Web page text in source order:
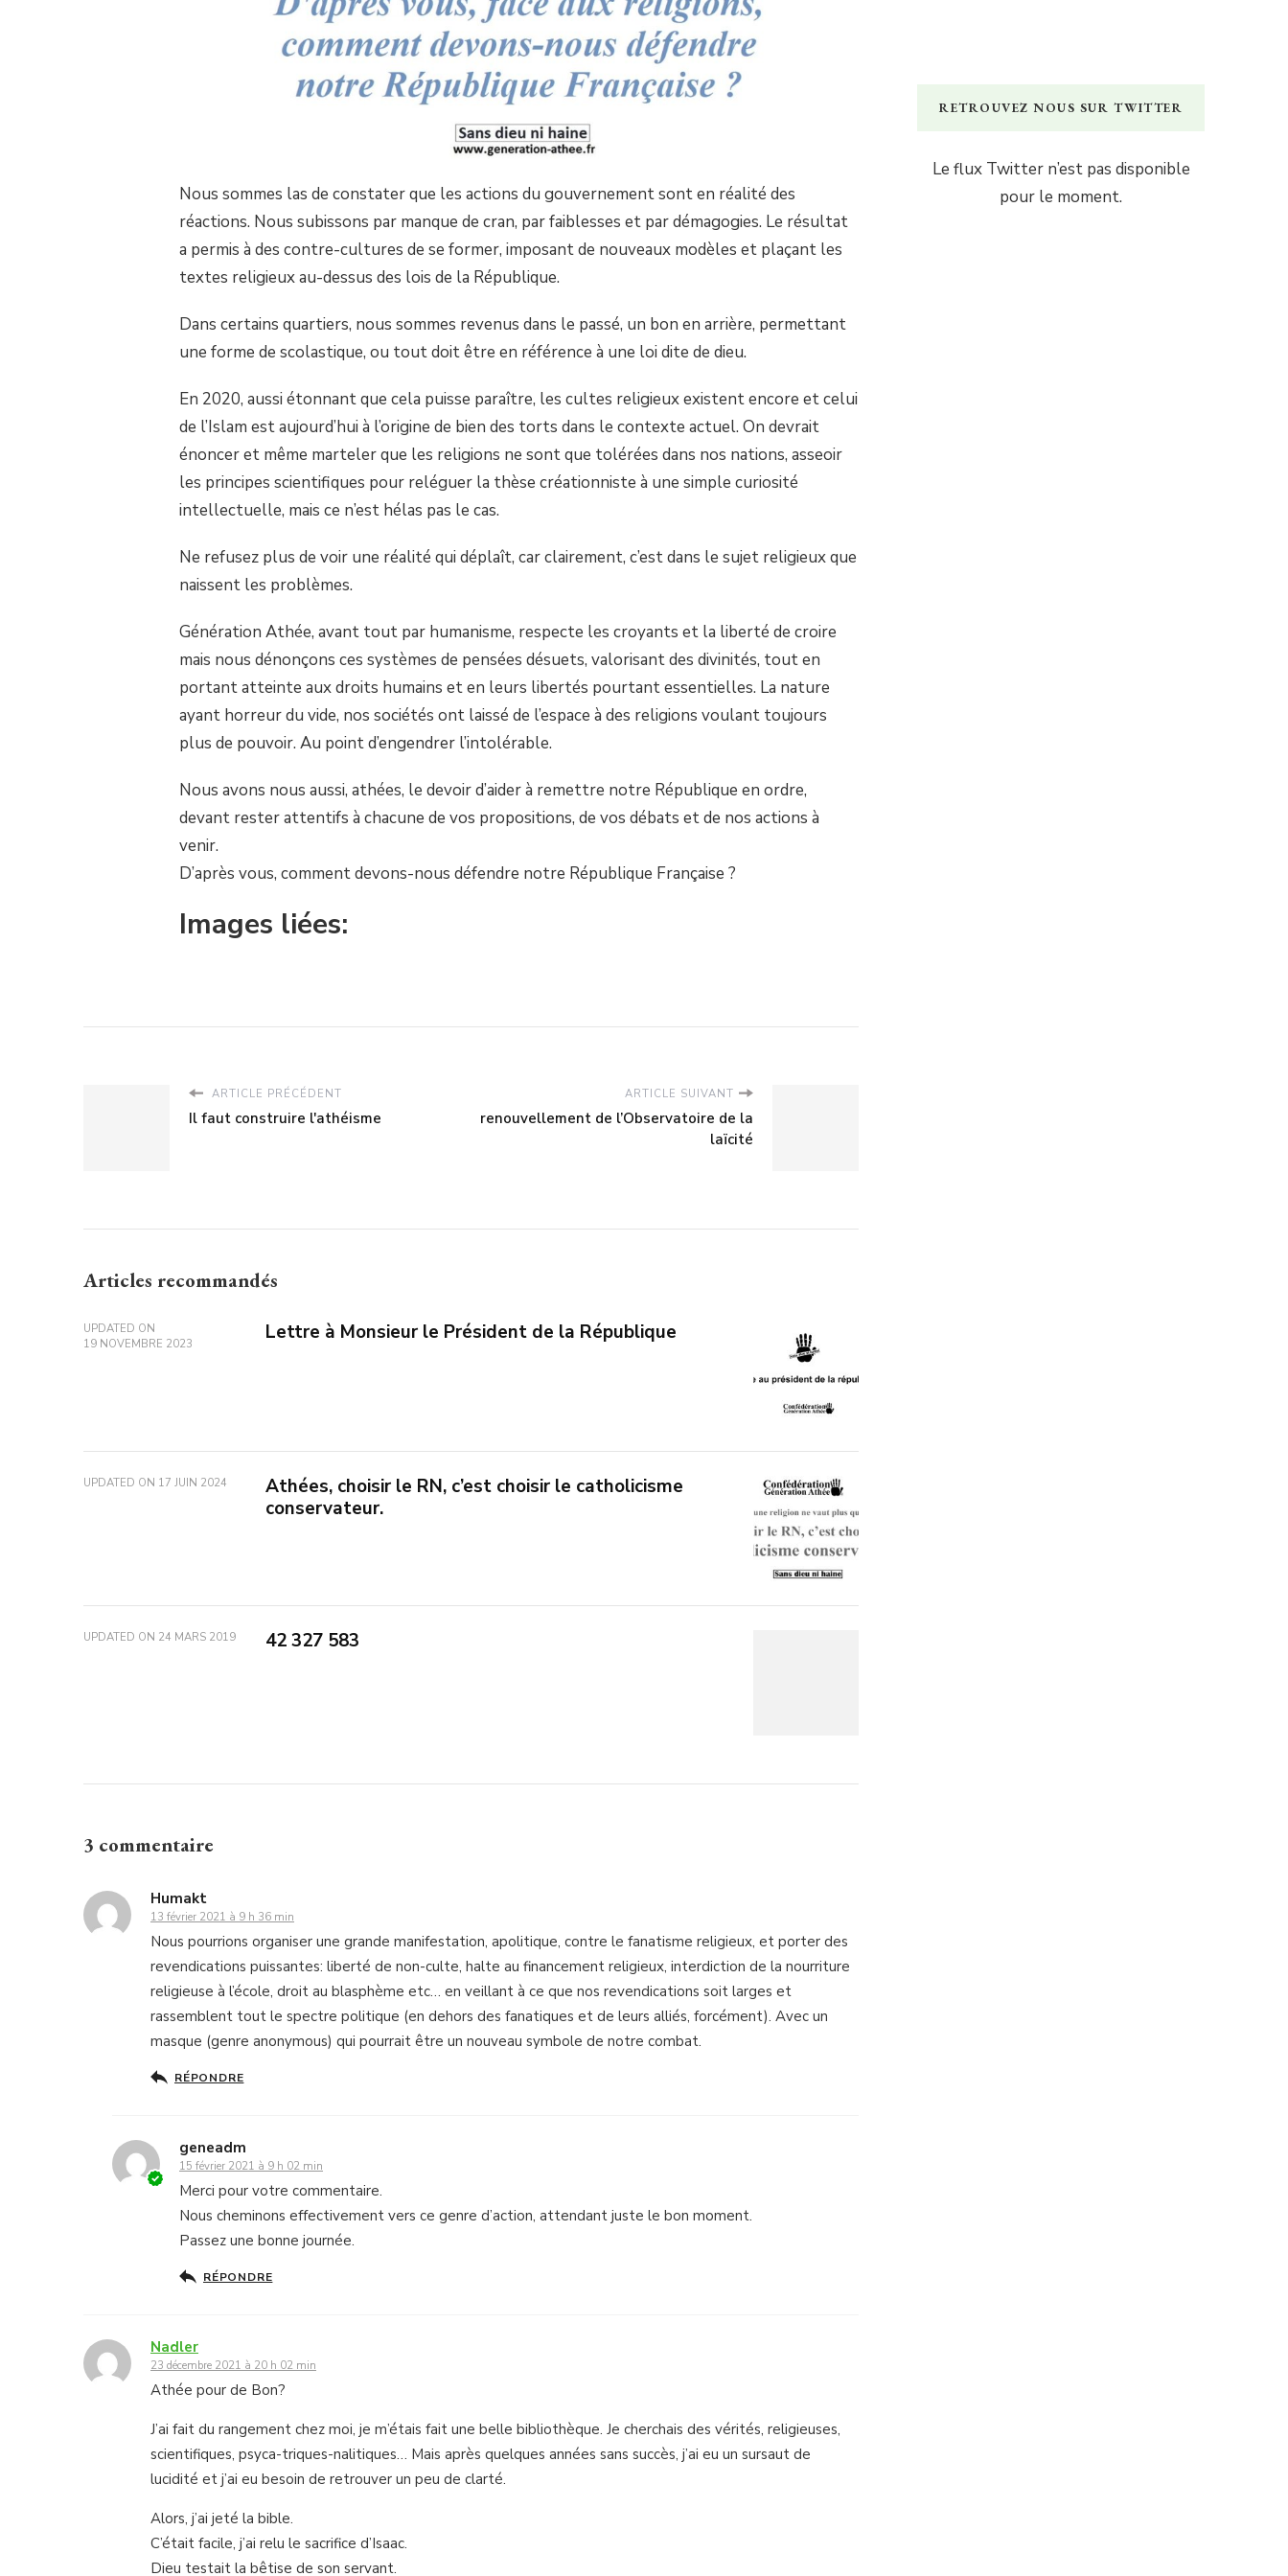
Nous sommes las de constater que les actions du gouvernement sont en réalité des
réactions. Nous subissons par manque de cran, par faiblesses et par démagogies. Le résultat
a permis à des contre-cultures de se former, imposant de nouveaux modèles et plaçant les
textes religieux au-dessus des lois de la République.
Dans certains quartiers, nous sommes revenus dans le passé, un bon en arrière, permettant
une forme de scolastique, ou tout doit être en référence à une loi dite de dieu.
En 2020, aussi étonnant que cela puisse paraître, les cultes religieux existent encore et celui
de l’Islam est aujourd’hui à l’origine de bien des torts dans le contexte actuel. On devrait
énoncer et même marteler que les religions ne sont que tolérées dans nos nations, asseoir
les principes scientifiques pour reléguer la thèse créationniste à une simple curiosité
intellectuelle, mais ce n’est hélas pas le cas.
Ne refusez plus de voir une réalité qui déplaît, car clairement, c’est dans le sujet religieux que
naissent les problèmes.
Génération Athée, avant tout par humanisme, respecte les croyants et la liberté de croire
mais nous dénonçons ces systèmes de pensées désuets, valorisant des divinités, tout en
portant atteinte aux droits humains et en leurs libertés pourtant essentielles. La nature
ayant horreur du vide, nos sociétés ont laissé de l’espace à des religions voulant toujours
plus de pouvoir. Au point d’engendrer l’intolérable.
Nous avons nous aussi, athées, le devoir d’aider à remettre notre République en ordre,
devant rester attentifs à chacune de vos propositions, de vos débats et de nos actions à
venir.
D’après vous, comment devons-nous défendre notre République Française ?
Images liées:
ARTICLE PRÉCÉDENT
Il faut construire l'athéisme
ARTICLE SUIVANT
renouvellement de l’Observatoire de la
laïcité
Articles recommandés
UPDATED ON
19 NOVEMBRE 2023
Lettre à Monsieur le Président de la République
UPDATED ON 17 JUIN 2024
Athées, choisir le RN, c’est choisir le catholicisme
conservateur.
UPDATED ON 24 MARS 2019 42 327 583
3 commentaire
Humakt
13 février 2021 à 9 h 36 min
Nous pourrions organiser une grande manifestation, apolitique, contre le fanatisme religieux, et porter des
revendications puissantes: liberté de non-culte, halte au financement religieux, interdiction de la nourriture
religieuse à l’école, droit au blasphème etc… en veillant à ce que nos revendications soit larges et
rassemblent tout le spectre politique (en dehors des fanatiques et de leurs alliés, forcément). Avec un
masque (genre anonymous) qui pourrait être un nouveau symbole de notre combat.
RÉPONDRE
geneadm
15 février 2021 à 9 h 02 min
Merci pour votre commentaire.
Nous cheminons effectivement vers ce genre d’action, attendant juste le bon moment.
Passez une bonne journée.
RÉPONDRE
Nadler
23 décembre 2021 à 20 h 02 min
Athée pour de Bon?
J’ai fait du rangement chez moi, je m’étais fait une belle bibliothèque. Je cherchais des vérités, religieuses,
scientifiques, psyca-triques-nalitiques… Mais après quelques années sans succès, j’ai eu un sursaut de
lucidité et j’ai eu besoin de retrouver un peu de clarté.
Alors, j’ai jeté la bible.
C’était facile, j’ai relu le sacrifice d’Isaac.
Dieu testait la bêtise de son servant.
RETROUVEZ NOUS SUR TWITTER
Le flux Twitter n’est pas disponible
pour le moment.